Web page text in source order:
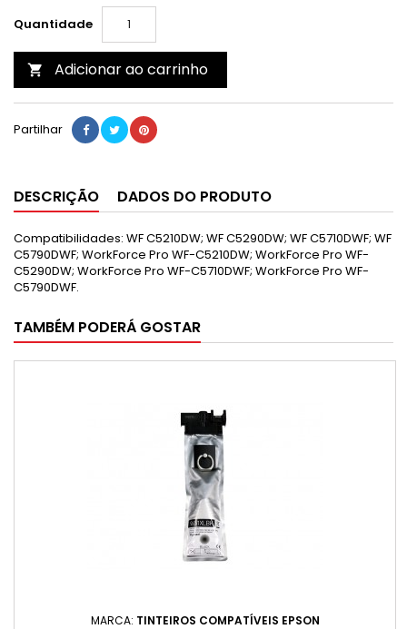
Quantidade
 Adicionar ao carrinho
Partilhar
DESCRIÇÃO DADOS DO PRODUTO
Compatibilidades: WF C5210DW; WF C5290DW; WF C5710DWF; WF
C5790DWF; WorkForce Pro WF-C5210DW; WorkForce Pro WF-
C5290DW; WorkForce Pro WF-C5710DWF; WorkForce Pro WF-
C5790DWF.
TAMBÉM PODERÁ GOSTAR
MARCA: TINTEIROS COMPATÍVEIS EPSON